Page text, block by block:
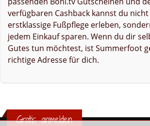
verfügbaren Cashback kannst du
erstklassige Fußpflege erleben,
jedem Einkauf sparen. Wenn du dir
Gutes tun möchtest, ist Summerfoot
richtige Adresse für dich.
Gratis anmelden